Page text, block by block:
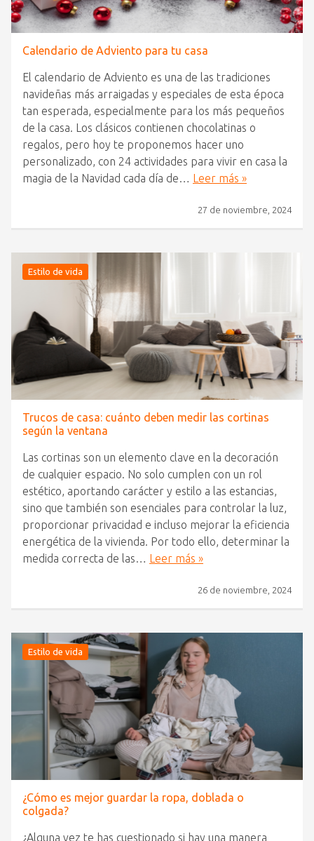
Calendario de Adviento para tu casa
El calendario de Adviento es una de las tradiciones
navideñas más arraigadas y especiales de esta época
tan esperada, especialmente para los más pequeños
de la casa. Los clásicos contienen chocolatinas o
regalos, pero hoy te proponemos hacer uno
personalizado, con 24 actividades para vivir en casa la
magia de la Navidad cada día de… Leer más »
27 de noviembre, 2024
Estilo de vida
Trucos de casa: cuánto deben medir las cortinas
según la ventana
Las cortinas son un elemento clave en la decoración
de cualquier espacio. No solo cumplen con un rol
estético, aportando carácter y estilo a las estancias,
sino que también son esenciales para controlar la luz,
proporcionar privacidad e incluso mejorar la eficiencia
energética de la vivienda. Por todo ello, determinar la
medida correcta de las… Leer más »
26 de noviembre, 2024
Estilo de vida
¿Cómo es mejor guardar la ropa, doblada o
colgada?
¿Alguna vez te has cuestionado si hay una manera